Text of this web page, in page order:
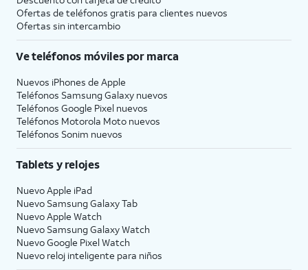
Ofertas de teléfonos gratis para clientes nuevos
Ofertas sin intercambio
Ve teléfonos móviles por marca
Nuevos iPhones de Apple
Teléfonos Samsung Galaxy nuevos
Teléfonos Google Pixel nuevos
Teléfonos Motorola Moto nuevos
Teléfonos Sonim nuevos
Tablets y relojes
Nuevo Apple iPad
Nuevo Samsung Galaxy Tab
Nuevo Apple Watch
Nuevo Samsung Galaxy Watch
Nuevo Google Pixel Watch
Nuevo reloj inteligente para niños